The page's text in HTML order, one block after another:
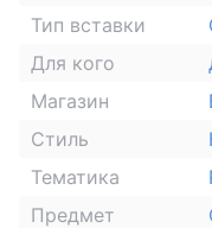
Тип вставки
Для кого
Магазин
Стиль
Тематика
Предмет